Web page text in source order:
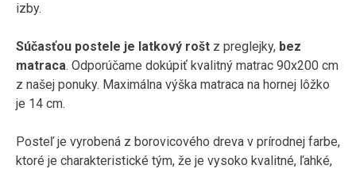
izby.
Súčasťou postele je latkový rošt z preglejky, bez
matraca. Odporúčame dokúpiť kvalitný matrac 90x200 cm
z našej ponuky. Maximálna výška matraca na hornej lôžko
je 14 cm.
Posteľ je vyrobená z borovicového dreva v prírodnej farbe,
ktoré je charakteristické tým, že je vysoko kvalitné, ľahké,